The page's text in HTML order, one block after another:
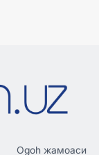
Ogoh жамоаси